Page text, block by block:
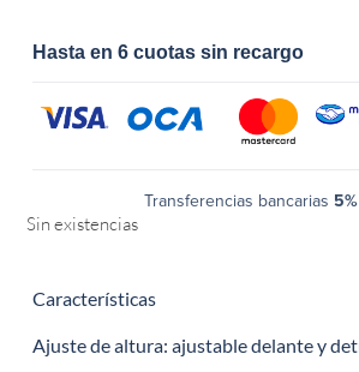
Hasta en 6 cuotas sin recargo
Transferencias bancarias
Sin existencias
Características
Ajuste de altura: ajustable delante y